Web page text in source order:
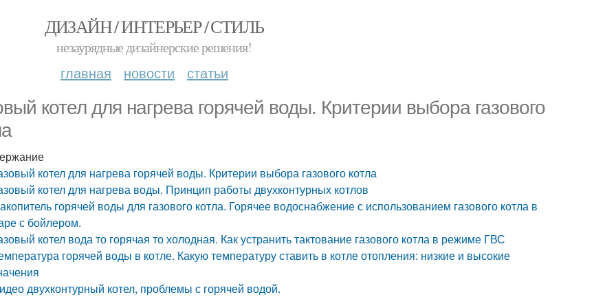
ДИЗАЙН / ИНТЕРЬЕР / СТИЛЬ
незаурядные дизайнерские решения!
главная новости статьи
котел для нагрева горячей воды. Критерии выбора газового
котел для нагрева горячей воды. Критерии выбора газового котла
котел для нагрева воды. Принцип работы двухконтурных котлов
горячей воды для газового котла. Горячее водоснабжение с использованием газового котла в
с бойлером.
котел вода то горячая то холодная. Как устранить тактование газового котла в режиме ГВС
горячей воды в котле. Какую температуру ставить в котле отопления: низкие и высокие
двухконтурный котел, проблемы с горячей водой.